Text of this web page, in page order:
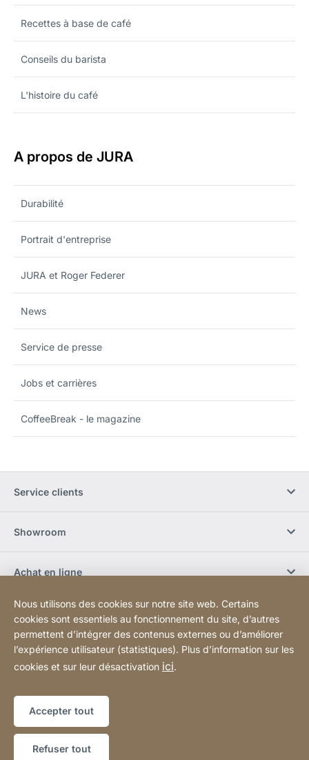
Recettes à base de café
Conseils du barista
L'histoire du café
A propos de JURA
Durabilité
Portrait d'entreprise
JURA et Roger Federer
News
Service de presse
Jobs et carrières
CoffeeBreak - le magazine
Service clients
Showroom
Achat en ligne
Réseaux sociaux
Site
Web
[Website
information]
Plan du site
Nous utilisons des cookies sur notre site web. Certains
cookies sont essentiels au fonctionnement du site, d’autres
permettent d’intégrer des contenus externes ou d’améliorer
l’expérience utilisateur (statistiques). Plus d’information sur les
cookies et sur leur désactivation ici.
Accepter tout
Refuser tout